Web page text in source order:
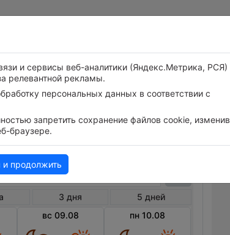
3 дня
5 дней
вс 09.08 пн 10.08
и сервисы веб-аналитики (Яндекс.Метрика, РСЯ)
релевантной рекламы.
персональных данных в соответствии с
запретить сохранение файлов cookie, изменив
браузере.
и продолжить